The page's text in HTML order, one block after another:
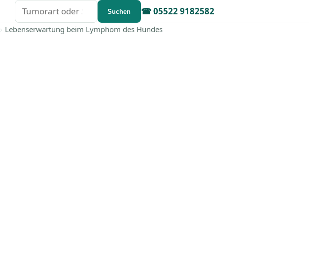
☎05522 9182582
Suchen Suchen
Lebenserwartung beim Lymphom des Hundes